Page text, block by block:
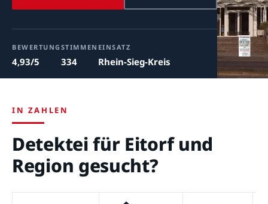
BEWERTUNG
4,93/5
STIMMEN
334
EINSATZ
Rhein-Sieg-Kreis
IN ZAHLEN
Detektei für Eitorf und
Region gesucht?